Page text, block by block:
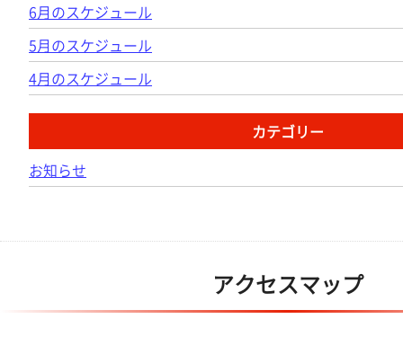
6月のスケジュール
5月のスケジュール
4月のスケジュール
カテゴリー
お知らせ
アクセスマップ